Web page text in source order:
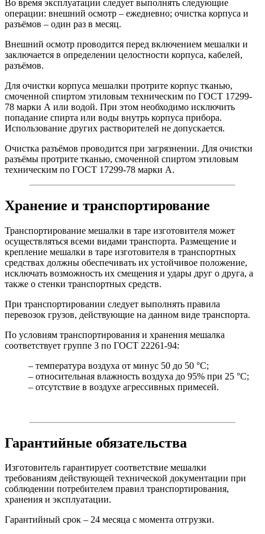
Во время эксплуатации следует выполнять следующие
операции: внешний осмотр – ежедневно; очистка корпуса и
разъёмов – один раз в месяц.
Внешний осмотр проводится перед включением мешалки и
заключается в определении целостности корпуса, кабелей,
разъёмов.
Для очистки корпуса мешалки протрите корпус тканью,
смоченной спиртом этиловым техническим по ГОСТ 17299-
78 марки А или водой. При этом необходимо исключить
попадание спирта или воды внутрь корпуса прибора.
Использование других растворителей не допускается.
Очистка разъёмов проводится при загрязнении. Для очистки
разъёмы протрите тканью, смоченной спиртом этиловым
техническим по ГОСТ 17299-78 марки А.
Хранение и транспортирование
Транспортирование мешалки в таре изготовителя может
осуществляться всеми видами транспорта. Размещение и
крепление мешалки в таре изготовителя в транспортных
средствах должны обеспечивать их устойчивое положение,
исключать возможность их смещения и удары друг о друга, а
также о стенки транспортных средств.
При транспортировании следует выполнять правила
перевозок грузов, действующие на данном виде транспорта.
По условиям транспортирования и хранения мешалка
соответствует группе 3 по ГОСТ 22261-94:
– температура воздуха от минус 50 до 50 °С;
– относительная влажность воздуха до 95% при 25 °С;
– отсутствие в воздухе агрессивных примесей.
Гарантийные обязательства
Изготовитель гарантирует соответствие мешалки
требованиям действующей технической документации при
соблюдении потребителем правил транспортирования,
хранения и эксплуатации.
Гарантийный срок – 24 месяца с момента отгрузки.